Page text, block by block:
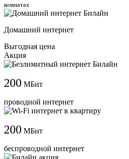
комнатах
Домашний интернет
Выгодная цена
Акция
200 МБит
проводной интернет
200 МБит
беспроводной интернет